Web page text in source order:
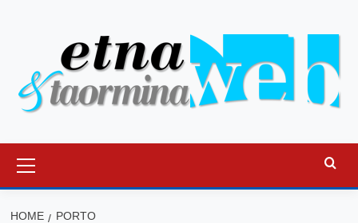
principale
HOME PORTO